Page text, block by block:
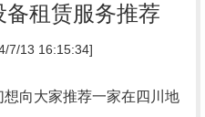
租赁服务推荐
7/13 16:15:34]
向大家推荐一家在四川地